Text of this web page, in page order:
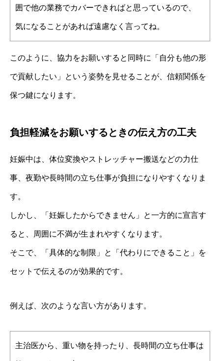
囲で他の業務でカバーできればと思っているので、
気になることがあれば遠慮なく言ってね。
このように、協力をお願いすると同時に「自分も他の形
で貢献したい」という姿勢を見せることが、信頼関係を
保つ鍵になります。
負担軽減をお願いするときの伝え方の工夫
妊娠中は、体位変換やストレッチャー搬送などの力仕
事、夜勤や長時間の立ち仕事が負担になりやすくなりま
す。
しかし、「妊娠したからできません」と一方的に宣言す
ると、周囲に不満が生まれやすくなります。
そこで、「具体的な制限」と「代わりにできること」を
セットで伝えるのが効果的です。
例えば、次のような言い方があります。
主治医から、重い物を持ったり、長時間の立ち仕事は